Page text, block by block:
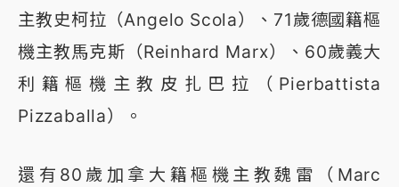
主教史柯拉（Angelo Scola）、71歲德國籍樞
機主教馬克斯（Reinhard Marx）、60歲義大
利籍樞機主教皮扎巴拉（Pierbattista
Pizzaballa）。
還有80歲加拿大籍樞機主教魏雷（Marc